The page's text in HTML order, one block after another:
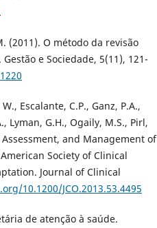
.
(2011). O método da revisão
e Sociedade, 5(11), 121-
Escalante, C.P., Ganz, P.A.,
Lyman, G.H., Ogaily, M.S., Pirl,
Assessment, and Management of
Society of Clinical
Journal of Clinical
10.1200/JCO.2013.53.4495
de atenção à saúde.